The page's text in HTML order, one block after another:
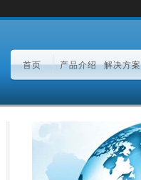
首页 产品介绍 解决方案